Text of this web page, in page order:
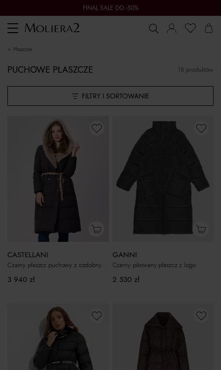
FINAL SALE DO -50%
Toggle
navigation
płaszcze
FILTRY I SORTOWANIE
18 produktów
PUCHOWE PŁASZCZE
CASTELLANI
Czarny płaszcz puchowy z ozdobnym kapturem Gastoni
3 940 zł
GANNI
Czarny pikowany płaszcz z logo
2 530 zł